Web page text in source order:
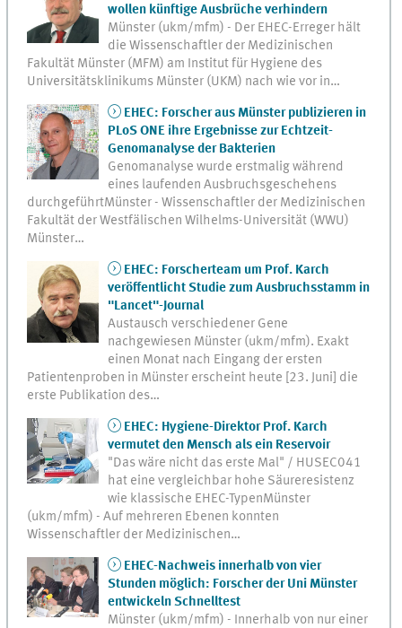
wollen künftige Ausbrüche verhindern
Münster (ukm/mfm) - Der EHEC-Erreger hält
die Wissenschaftler der Medizinischen
Fakultät Münster (MFM) am Institut für Hygiene des
Universitätsklinikums Münster (UKM) nach wie vor in…
EHEC: Forscher aus Münster publizieren in
PLoS ONE ihre Ergebnisse zur Echtzeit-
Genomanalyse der Bakterien
Genomanalyse wurde erstmalig während
eines laufenden Ausbruchsgeschehens
durchgeführtMünster - Wissenschaftler der Medizinischen
Fakultät der Westfälischen Wilhelms-Universität (WWU)
Münster…
EHEC: Forscherteam um Prof. Karch
veröffentlicht Studie zum Ausbruchsstamm in
"Lancet"-Journal
Austausch verschiedener Gene
nachgewiesen Münster (ukm/mfm). Exakt
einen Monat nach Eingang der ersten
Patientenproben in Münster erscheint heute [23. Juni] die
erste Publikation des…
EHEC: Hygiene-Direktor Prof. Karch
vermutet den Mensch als ein Reservoir
"Das wäre nicht das erste Mal" / HUSEC041
hat eine vergleichbar hohe Säureresistenz
wie klassische EHEC-TypenMünster
(ukm/mfm) - Auf mehreren Ebenen konnten
Wissenschaftler der Medizinischen…
EHEC-Nachweis innerhalb von vier
Stunden möglich: Forscher der Uni Münster
entwickeln Schnelltest
Münster (ukm/mfm) - Innerhalb von nur einer